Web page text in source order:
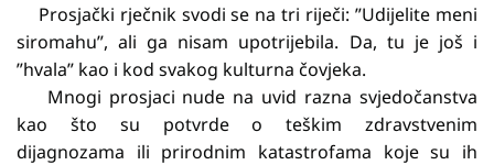
Prosjački rječnik svodi se na tri riječi: ”Udijelite meni
siromahu”, ali ga nisam upotrijebila. Da, tu je još i
”hvala” kao i kod svakog kulturna čovjeka.
Mnogi prosjaci nude na uvid razna svjedočanstva
kao što su potvrde o teškim zdravstvenim
dijagnozama ili prirodnim katastrofama koje su ih